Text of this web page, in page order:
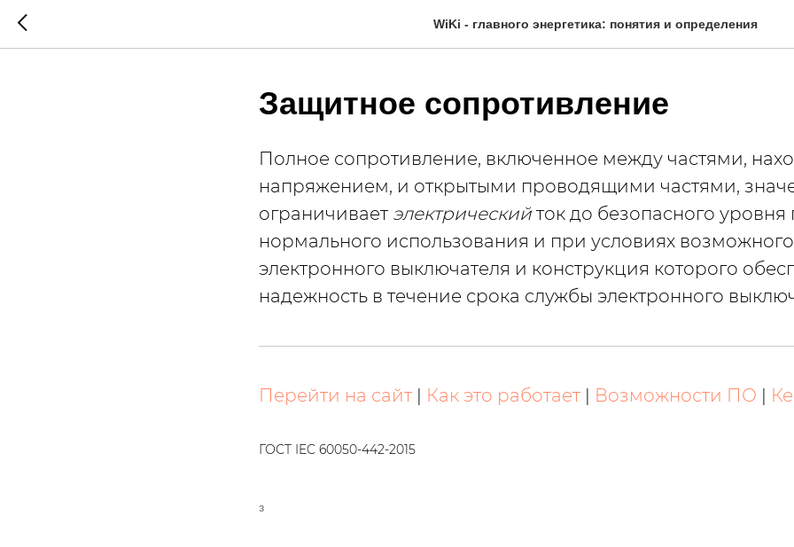
WiKi - главного энергетика: понятия и определения
Защитное сопротивление
Полное сопротивление, включенное между частями,
напряжением, и открытыми проводящими частями,
ограничивает электрический ток до безопасного уровня
нормального использования и при условиях
электронного выключателя и конструкция которого
надежность в течение срока службы электронного
Перейти на сайт | Как это работает | Возможности ПО |
ГОСТ IEC 60050-442-2015
З